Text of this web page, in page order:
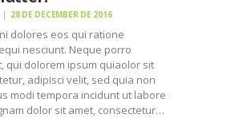
28 DE DECEMBER DE 2016
dolores eos qui ratione
nesciunt. Neque porro
qui dolorem ipsum quiaolor sit
adipisci velit, sed quia non
modi tempora incidunt ut labore
dolor sit amet, consectetur…